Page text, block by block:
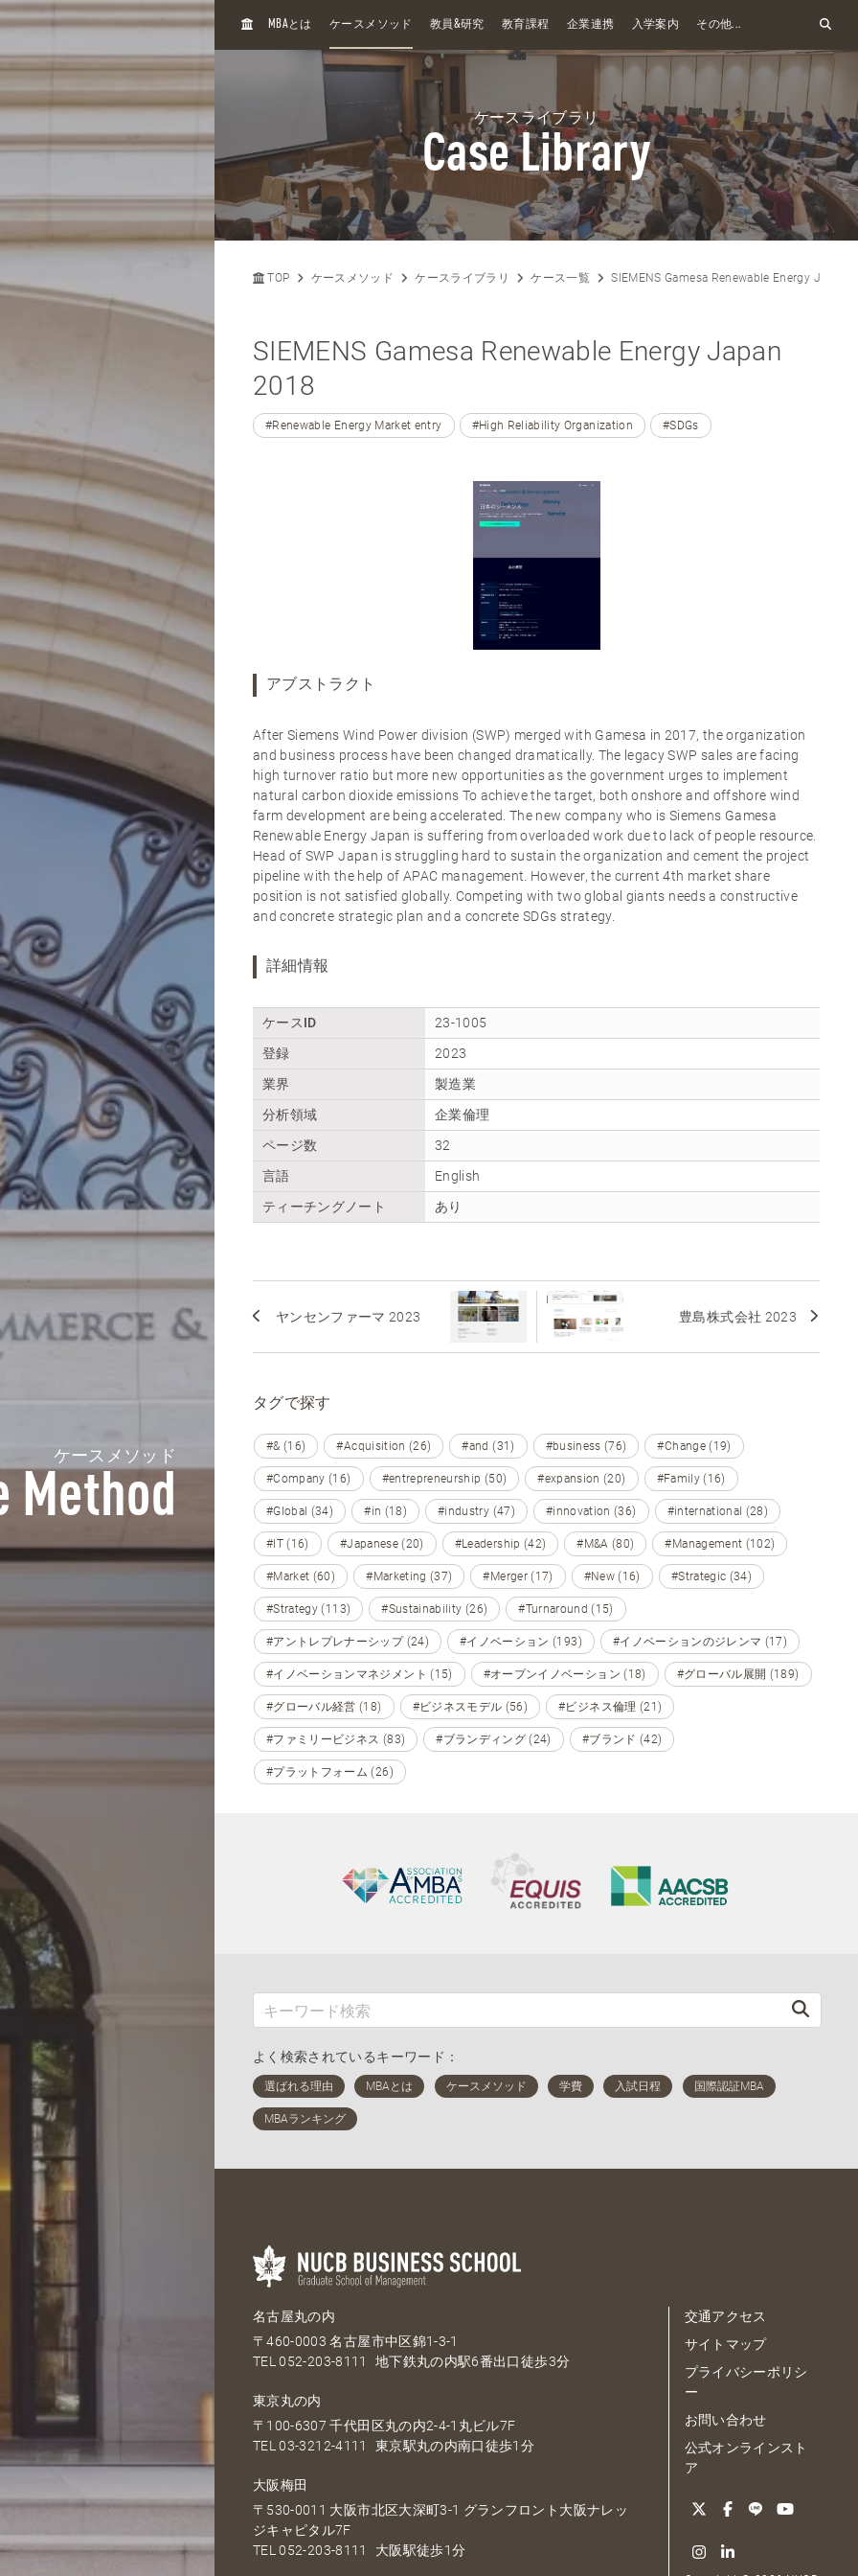
ケースメソッド
Method
H
MBAとは ケースメソッド 教員&研究 教育課程 企業連携 入学案内 その他...
ケースライブラリ
Case Library
TOP ケースメソッド ケースライブラリ ケース一覧 SIEMENS Gamesa Renewable Energy Japan
SIEMENS Gamesa Renewable Energy Japan
2018
#Renewable Energy Market entry #High Reliability Organization #SDGs
アブストラクト
After Siemens Wind Power division (SWP) merged with Gamesa in 2017, the organization
and business process have been changed dramatically. The legacy SWP sales are facing
high turnover ratio but more new opportunities as the government urges to implement
natural carbon dioxide emissions To achieve the target, both onshore and offshore wind
farm development are being accelerated. The new company who is Siemens Gamesa
Renewable Energy Japan is suffering from overloaded work due to lack of people resource.
Head of SWP Japan is struggling hard to sustain the organization and cement the project
pipeline with the help of APAC management. However, the current 4th market share
position is not satisfied globally. Competing with two global giants needs a constructive
and concrete strategic plan and a concrete SDGs strategy.
詳細情報
ケースID
23-1005
登録
2023
業界
製造業
分析領域
企業倫理
ページ数
32
言語
English
ティーチングノート
あり
ヤンセンファーマ 2023 豊島株式会社 2023
タグで探す
#& (16) #Acquisition (26) #and (31) #business (76) #Change (19)
#Company (16) #entrepreneurship (50) #expansion (20) #Family (16)
#Global (34) #in (18) #industry (47) #innovation (36) #international (28)
#IT (16) #Japanese (20) #Leadership (42) #M&A (80) #Management (102)
#Market (60) #Marketing (37) #Merger (17) #New (16) #Strategic (34)
#Strategy (113) #Sustainability (26) #Turnaround (15)
#アントレプレナーシップ (24) #イノベーション (193) #イノベーションのジレンマ (17)
#イノベーションマネジメント (15) #オープンイノベーション (18) #グローバル展開 (189)
#グローバル経営 (18) #ビジネスモデル (56) #ビジネス倫理 (21)
#ファミリービジネス (83) #ブランディング (24) #ブランド (42)
#プラットフォーム (26)
よく検索されているキーワード：
名古屋丸の内
〒460-0003 名古屋市中区錦1-3-1
TEL052-203-8111 地下鉄丸の内駅6番出口徒歩3分
東京丸の内
〒100-6307 千代田区丸の内2-4-1丸ビル7F
TEL03-3212-4111 東京駅丸の内南口徒歩1分
大阪梅田
〒530-0011 大阪市北区大深町3-1 グランフロント大阪ナレッ
ジキャピタル7F
TEL052-203-8111 大阪駅徒歩1分
交通アクセス
サイトマップ
プライバシーポリシ
ー
お問い合わせ
公式オンラインスト
ア